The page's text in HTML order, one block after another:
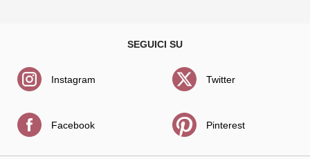
Instagram
Facebook
Twitter
Pinterest